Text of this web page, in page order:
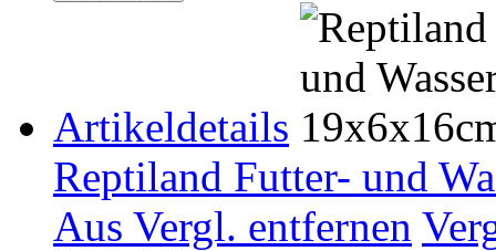
Artikeldetails
Reptiland Futter- und
Aus Vergl. entfernen